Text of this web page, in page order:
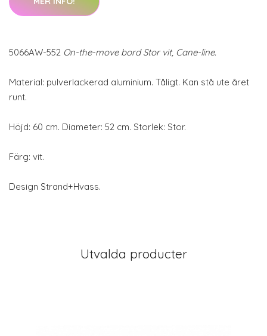
5066AW-552 On-the-move bord Stor vit, Cane-line.
Material: pulverlackerad aluminium. Tåligt. Kan stå ute året
runt.
Höjd: 60 cm. Diameter: 52 cm. Storlek: Stor.
Färg: vit.
Design Strand+Hvass.
Utvalda producter